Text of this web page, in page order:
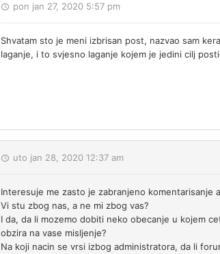
pon jan 27, 2020 5:57 pm
Shvatam sto je meni izbrisan post, nazvao sam
laganje, i to svjesno laganje kojem je jedini cilj
uto jan 28, 2020 12:37 am
Interesuje me zasto je zabranjeno komentarisanje
Vi stu zbog nas, a ne mi zbog vas?
I da, da li mozemo dobiti neko obecanje u kojem
obzira na vase misljenje?
Na koji nacin se vrsi izbog administratora, da li